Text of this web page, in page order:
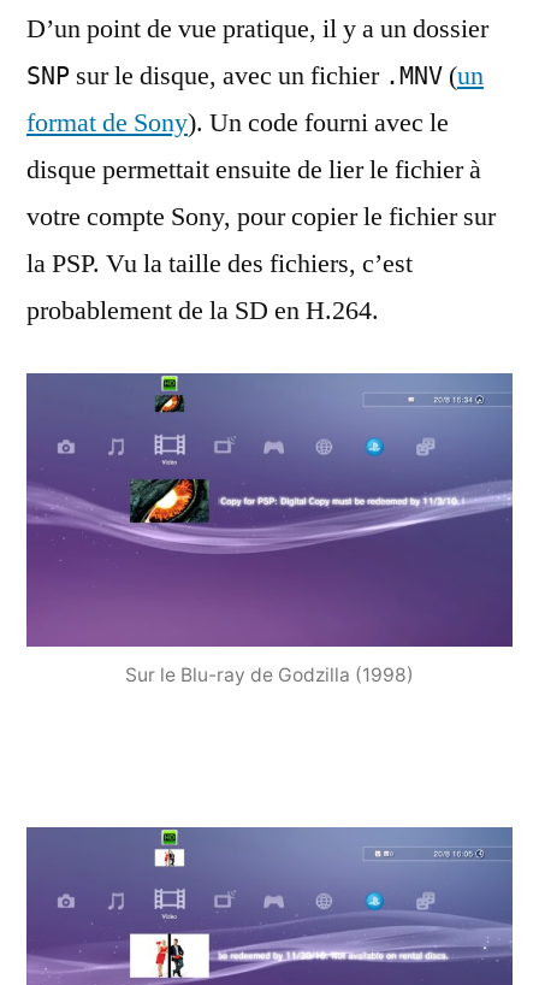
D’un point de vue pratique, il y a un dossier
SNP sur le disque, avec un fichier .MNV (un
format de Sony). Un code fourni avec le
disque permettait ensuite de lier le fichier à
votre compte Sony, pour copier le fichier sur
la PSP. Vu la taille des fichiers, c’est
probablement de la SD en H.264.
Sur le Blu-ray de Godzilla (1998)